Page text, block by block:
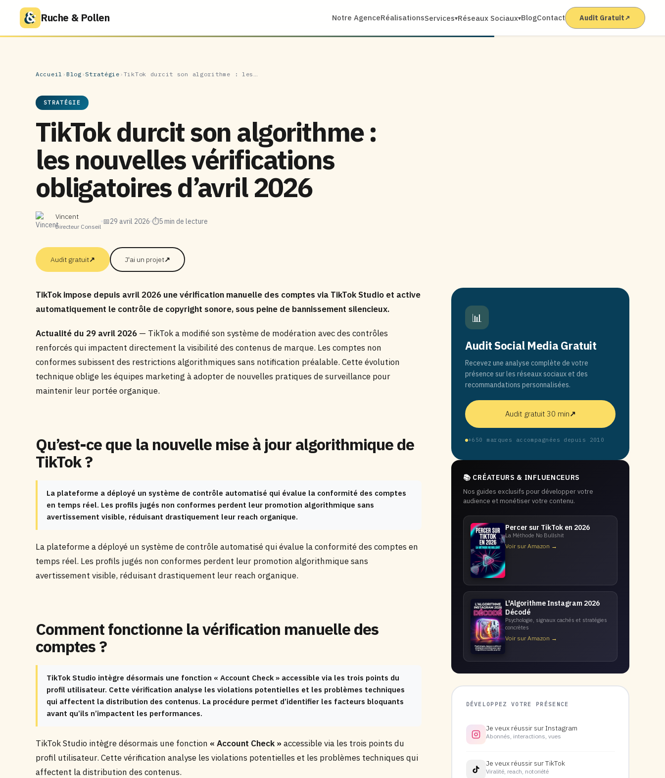
Ruche & Pollen Notre AgenceRéalisationsServices▾Réseaux Sociaux▾BlogContact Audit Gratuit↗
Accueil › Blog ›Stratégie › TikTok durcit son algorithme : les…
STRATÉGIE
TikTok durcit son algorithme :
les nouvelles vérifications
obligatoires d’avril 2026
Vincent
Directeur Conseil
📅29 avril 2026 ⏱5 min de lecture
Audit gratuit↗ J'ai un projet↗
TikTok impose depuis avril 2026 une vérification manuelle des comptes via TikTok Studio et active
automatiquement le contrôle de copyright sonore, sous peine de bannissement silencieux.
Actualité du 29 avril 2026 — TikTok a modifié son système de modération avec des contrôles
renforcés qui impactent directement la visibilité des contenus de marque. Les comptes non
conformes subissent des restrictions algorithmiques sans notification préalable. Cette évolution
technique oblige les équipes marketing à adopter de nouvelles pratiques de surveillance pour
maintenir leur portée organique.
Qu’est-ce que la nouvelle mise à jour algorithmique de
TikTok ?
La plateforme a déployé un système de contrôle automatisé qui évalue la conformité des comptes
en temps réel. Les profils jugés non conformes perdent leur promotion algorithmique sans
avertissement visible, réduisant drastiquement leur reach organique.
La plateforme a déployé un système de contrôle automatisé qui évalue la conformité des comptes en
temps réel. Les profils jugés non conformes perdent leur promotion algorithmique sans
avertissement visible, réduisant drastiquement leur reach organique.
Comment fonctionne la vérification manuelle des
comptes ?
TikTok Studio intègre désormais une fonction « Account Check » accessible via les trois points du
profil utilisateur. Cette vérification analyse les violations potentielles et les problèmes techniques
qui affectent la distribution des contenus. La procédure permet d’identifier les facteurs bloquants
avant qu’ils n’impactent les performances.
TikTok Studio intègre désormais une fonction « Account Check » accessible via les trois points du
profil utilisateur. Cette vérification analyse les violations potentielles et les problèmes techniques qui
affectent la distribution des contenus.
📊
Audit Social Media Gratuit
Recevez une analyse complète de votre
présence sur les réseaux sociaux et des
recommandations personnalisées.
Audit gratuit 30 min↗
+650 marques accompagnées depuis 2010
📚 CRÉATEURS & INFLUENCEURS
Nos guides exclusifs pour développer votre
audience et monétiser votre contenu.
Percer sur TikTok en 2026
La Méthode No Bullshit
Voir sur Amazon →
L'Algorithme Instagram 2026
Décodé
Psychologie, signaux cachés et stratégies
concrètes
Voir sur Amazon →
DÉVELOPPEZ VOTRE PRÉSENCE
Je veux réussir sur Instagram
Abonnés, interactions, vues
Je veux réussir sur TikTok
Viralité, reach, notoriété